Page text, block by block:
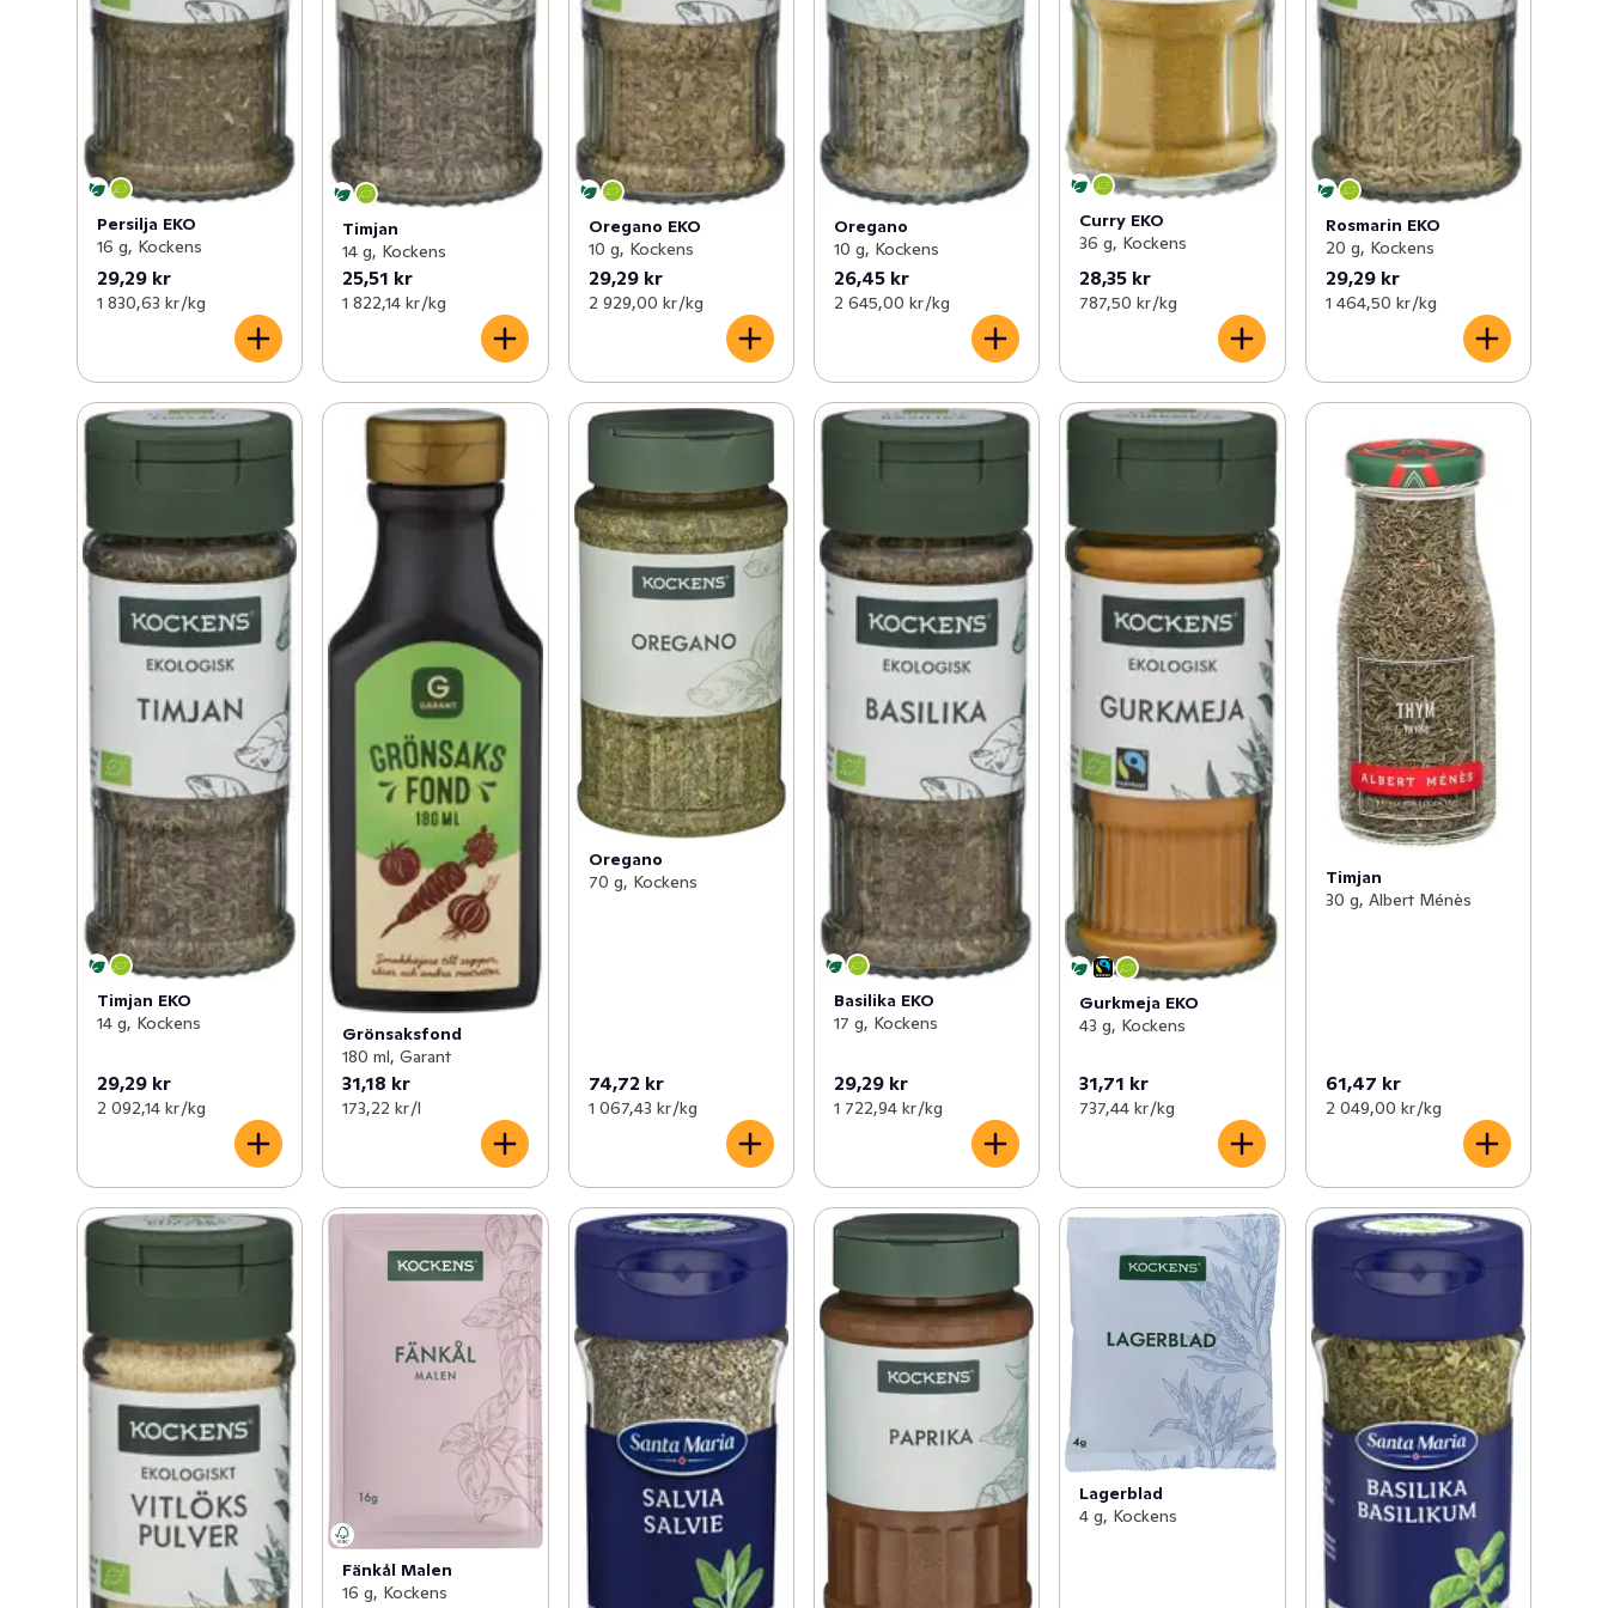
Persilja EKO
16 g, Kockens
29,29 kr
1 830,63 kr /kg
Timjan
14 g, Kockens
25,51 kr
1 822,14 kr /kg
Oregano EKO
10 g, Kockens
29,29 kr
2 929,00 kr /kg
Oregano
10 g, Kockens
26,45 kr
2 645,00 kr /kg
Curry EKO
36 g, Kockens
28,35 kr
787,50 kr /kg
Rosmarin EKO
20 g, Kockens
29,29 kr
1 464,50 kr /kg
Timjan EKO
14 g, Kockens
29,29 kr
2 092,14 kr /kg
Grönsaksfond
180 ml, Garant
31,18 kr
173,22 kr /l
Oregano
70 g, Kockens
74,72 kr
1 067,43 kr /kg
Basilika EKO
17 g, Kockens
29,29 kr
1 722,94 kr /kg
Gurkmeja EKO
43 g, Kockens
31,71 kr
737,44 kr /kg
Timjan
30 g, Albert Ménès
61,47 kr
2 049,00 kr /kg
Fänkål Malen
16 g, Kockens
Lagerblad
4 g, Kockens